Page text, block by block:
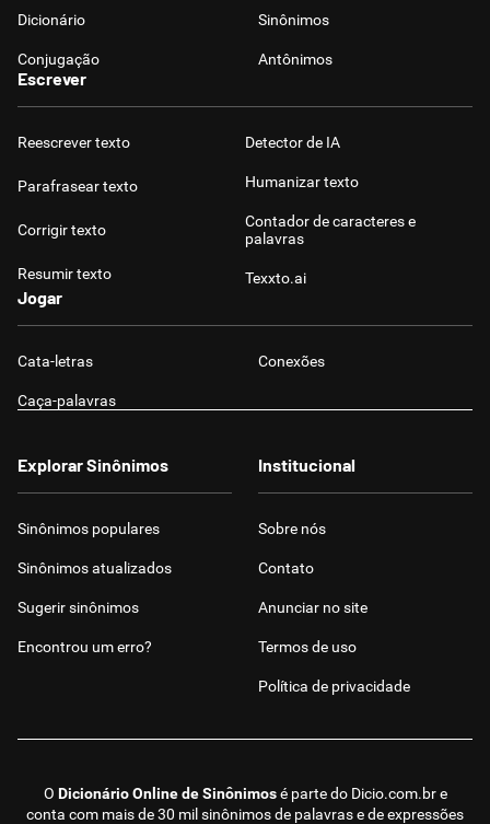
Dicionário Sinônimos
Conjugação Antônimos
Escrever
Reescrever texto
Parafrasear texto
Corrigir texto
Resumir texto
Detector de IA
Humanizar texto
Contador de caracteres e
palavras
Texxto.ai
Jogar
Cata-letras Conexões
Caça-palavras
O Dicionário Online de Sinônimosé parte do Dicio.com.bre
conta com mais de 30 mil sinônimos de palavras e de expressões
Explorar Sinônimos
Sinônimos populares
Sinônimos atualizados
Sugerir sinônimos
Encontrou um erro?
Institucional
Sobre nós
Contato
Anunciar no site
Termos de uso
Política de privacidade